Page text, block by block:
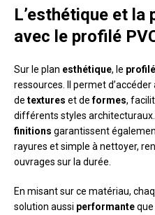
L’esthétique et la
avec le profilé
Sur le plan esthétique, le
ressources. Il permet
de textures et deformes,
différents styles
finitions garantissent
rayures et simple à nettoyer,
ouvrages sur la durée.
En misant sur ce matériau,
solution aussi performanteque